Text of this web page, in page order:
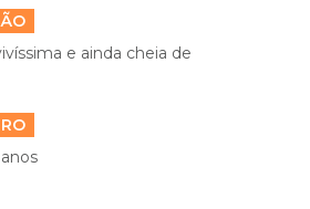
vivíssima e ainda cheia de